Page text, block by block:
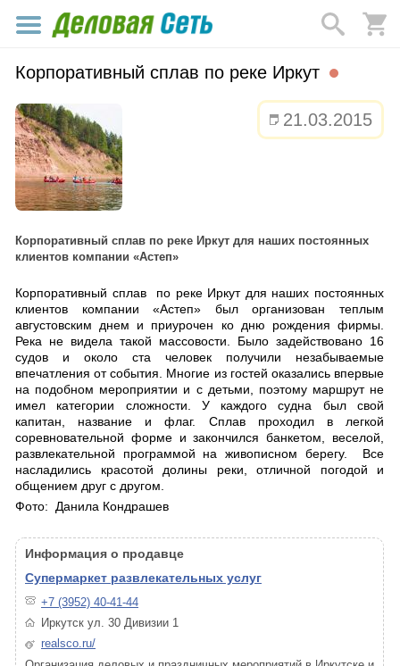
Корпоративный сплав по реке Иркут
21.03.2015
Корпоративный сплав по реке Иркут для наших постоянных
клиентов компании «Астеп»
Корпоративный сплав по реке Иркут для наших постоянных
клиентов компании «Астеп» был организован теплым
августовским днем и приурочен ко дню рождения фирмы.
Река не видела такой массовости. Было задействовано 16
судов и около ста человек получили незабываемые
впечатления от события. Многие из гостей оказались впервые
на подобном мероприятии и с детьми, поэтому маршрут не
имел категории сложности. У каждого судна был свой
капитан, название и флаг. Сплав проходил в легкой
соревновательной форме и закончился банкетом, веселой,
развлекательной программой на живописном берегу. Все
насладились красотой долины реки, отличной погодой и
общением друг с другом.
Фото: Данила Кондрашев
Информация о продавце
Супермаркет развлекательных услуг
+7 (3952) 40-41-44
Иркутск ул. 30 Дивизии 1
realsco.ru/